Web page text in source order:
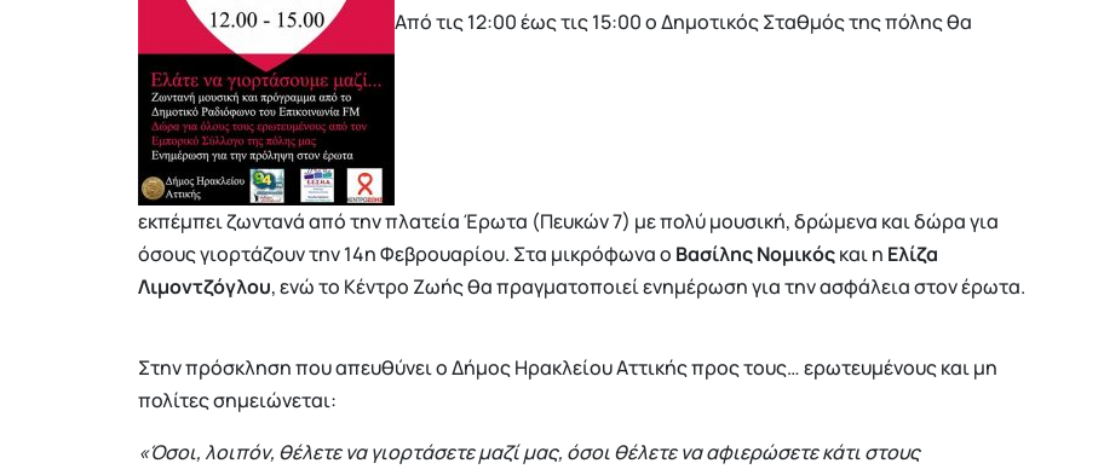
Από τις 12:00 έως τις 15:00 ο Δημοτικός Σταθμός της πόλης θα
εκπέμπει ζωντανά από την πλατεία Έρωτα (Πευκών 7) με πολύ μουσική, δρώμενα και δώρα για
όσους γιορτάζουν την 14η Φεβρουαρίου. Στα μικρόφωνα ο Βασίλης Νομικόςκαι η Ελίζα
Λιμοντζόγλου, ενώ το Κέντρο Ζωής θα πραγματοποιεί ενημέρωση για την ασφάλεια στον έρωτα.
Στην πρόσκληση που απευθύνει ο Δήμος Ηρακλείου Αττικής προς τους… ερωτευμένους και μη
πολίτες σημειώνεται:
«Όσοι, λοιπόν, θέλετε να γιορτάσετε μαζί μας, όσοι θέλετε να αφιερώσετε κάτι στους